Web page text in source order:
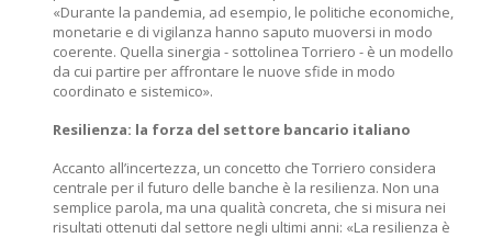
«Durante la pandemia, ad esempio, le politiche economiche,
monetarie e di vigilanza hanno saputo muoversi in modo
coerente. Quella sinergia - sottolinea Torriero - è un modello
da cui partire per affrontare le nuove sfide in modo
coordinato e sistemico».
Resilienza: la forza del settore bancario italiano
Accanto all’incertezza, un concetto che Torriero considera
centrale per il futuro delle banche è la resilienza. Non una
semplice parola, ma una qualità concreta, che si misura nei
risultati ottenuti dal settore negli ultimi anni: «La resilienza è